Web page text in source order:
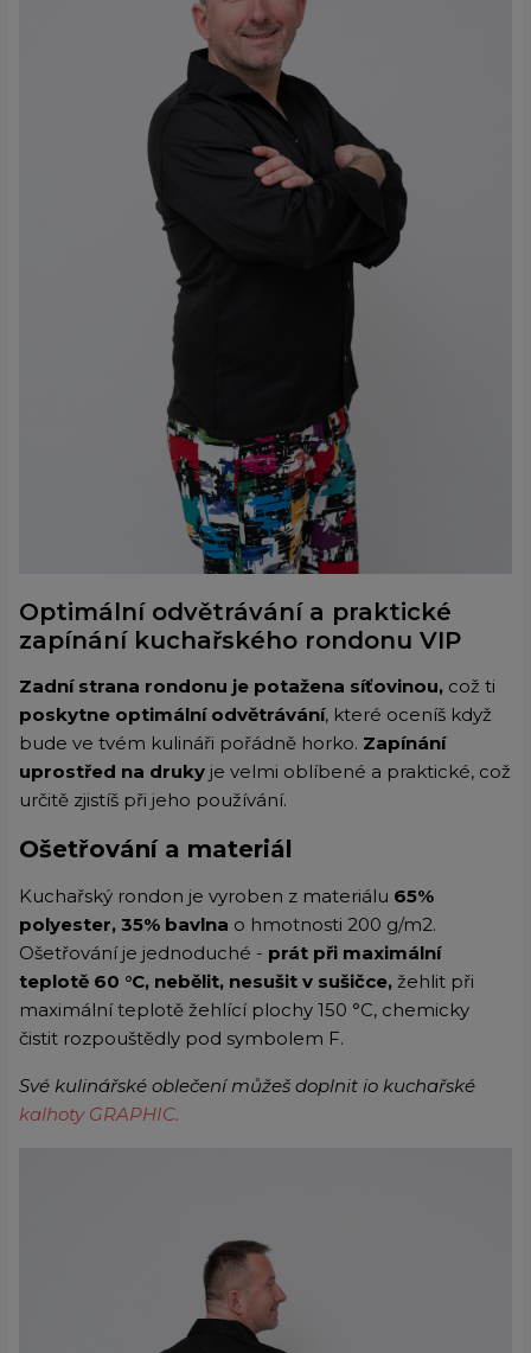
Optimální odvětrávání a praktické
zapínání kuchařského rondonu VIP
Zadní strana rondonu je potažena síťovinou, což ti
poskytne optimální odvětrávání, které oceníš když
bude ve tvém kulináři pořádně horko. Zapínání
uprostřed na druky je velmi oblíbené a praktické, což
určitě zjistíš při jeho používání.
Ošetřování a materiál
Kuchařský rondon je vyroben z materiálu 65%
polyester, 35% bavlna o hmotnosti 200 g/m2.
Ošetřování je jednoduché - prát při maximální
teplotě 60 °C, nebělit, nesušit v sušičce, žehlit při
maximální teplotě žehlící plochy 150 °C, chemicky
čistit rozpouštědly pod symbolem F.
Své kulinářské oblečení můžeš doplnit io kuchařské
kalhoty GRAPHIC.